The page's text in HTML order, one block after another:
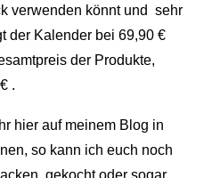
verwenden könnt und sehr
der Kalender bei 69,90 €
der Produkte,
.
hier auf meinem Blog in
so kann ich euch noch